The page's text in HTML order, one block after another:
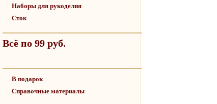
Наборы для рукоделия
Сток
Всё по 99 руб.
В подарок
Справочные материалы